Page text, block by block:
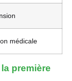
médicale
première